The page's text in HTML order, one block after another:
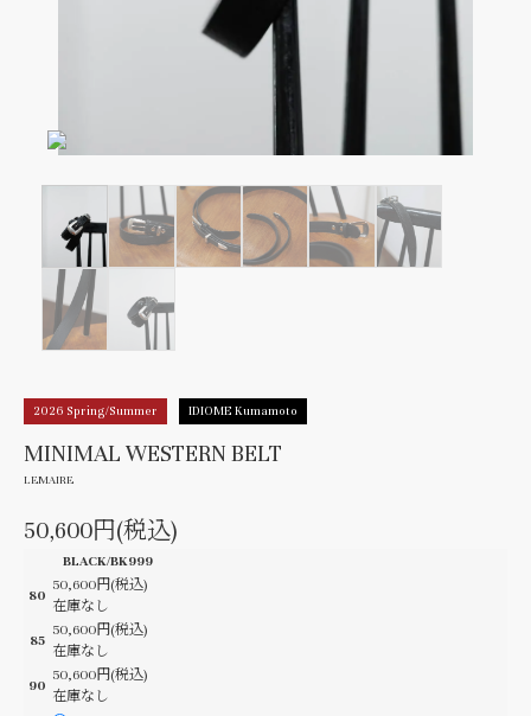
2026 Spring/Summer IDIOME Kumamoto
MINIMAL WESTERN BELT
LEMAIRE
50,600円(税込)
BLACK/BK999
80
50,600円(税込)
在庫なし
85
50,600円(税込)
在庫なし
90
50,600円(税込)
在庫なし